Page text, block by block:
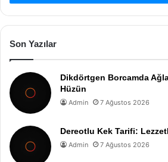
Son Yazılar
Dikdörtgen Borcamda
Hüzün
Admin 7 Ağustos 2026
Dereotlu Kek Tarifi:
Admin 7 Ağustos 2026